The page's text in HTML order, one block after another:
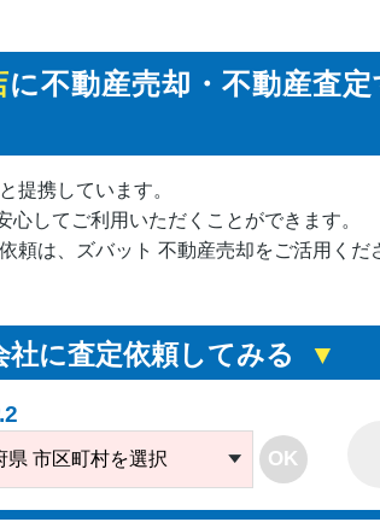
5200万円台
155.39m²
-
2000 万円台
181.81m²
4800万円台
153.06m²
-
4500万円台
に不動産売却・不動産査
提携しています。
してご利用いただくことができます。
頼は、ズバット 不動産売却をご活用くだ
社に査定依頼してみる
県 市区町村を選択 OK